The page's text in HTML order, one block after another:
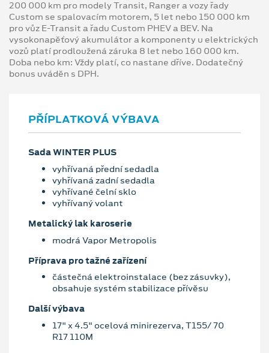
200 000 km pro modely Transit, Ranger a vozy řady
Custom se spalovacím motorem, 5 let nebo 150 000 km
pro vůz E-Transit a řadu Custom PHEV a BEV. Na
vysokonapěťový akumulátor a komponenty u elektrických
vozů platí prodloužená záruka 8 let nebo 160 000 km.
Doba nebo km: Vždy platí, co nastane dříve. Dodatečný
bonus uváděn s DPH.
PŘÍPLATKOVÁ VÝBAVA
Sada WINTER PLUS
vyhřívaná přední sedadla
vyhřívaná zadní sedadla
vyhřívané čelní sklo
vyhřívaný volant
Metalický lak karoserie
modrá Vapor Metropolis
Příprava pro tažné zařízení
částečná elektroinstalace (bez zásuvky),
obsahuje systém stabilizace přívěsu
Další výbava
17" x 4.5" ocelová minirezerva, T155/ 70
R17 110M